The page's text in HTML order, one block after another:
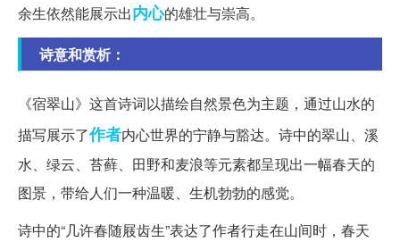
余生依然能展示出内心的雄壮与崇高。
诗意和赏析：
《宿翠山》这首诗词以描绘自然景色为主题，通过山水的
描写展示了作者内心世界的宁静与豁达。诗中的翠山、溪
水、绿云、苔藓、田野和麦浪等元素都呈现出一幅春天的
图景，带给人们一种温暖、生机勃勃的感觉。
诗中的“几许春随屐齿生”表达了作者行走在山间时，春天